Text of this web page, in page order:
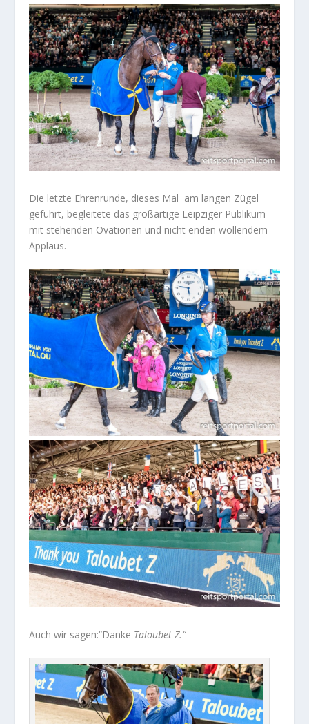
Die letzte Ehrenrunde, dieses Mal am langen Zügel
geführt, begleitete das großartige Leipziger Publikum
mit stehenden Ovationen und nicht enden wollendem
Applaus.
Auch wir sagen:“Danke Taloubet Z.“